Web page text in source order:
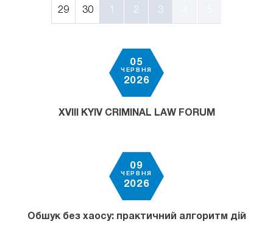
29 30 1 2 3
05
ЧЕРВНЯ
2026
XVIII KYIV CRIMINAL LAW FORUM
09
ЧЕРВНЯ
2026
Обшук без хаосу: практичний алгоритм дій